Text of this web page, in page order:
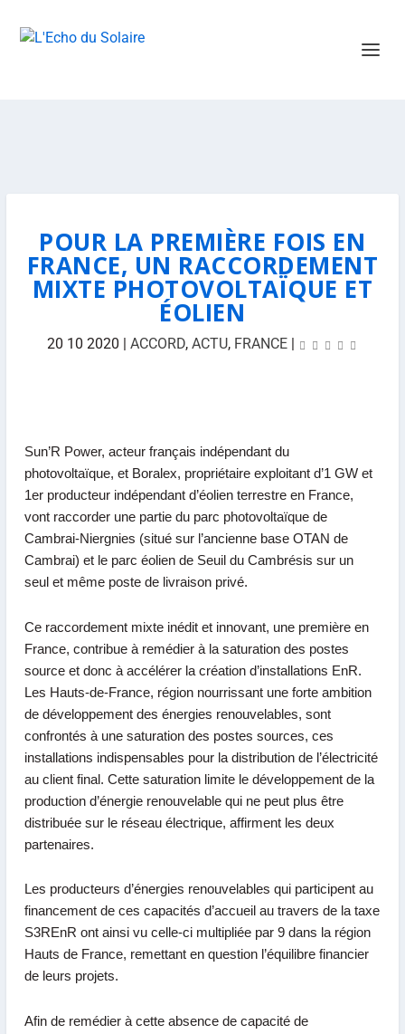
POUR LA PREMIÈRE FOIS EN
FRANCE, UN RACCORDEMENT
MIXTE PHOTOVOLTAÏQUE ET
ÉOLIEN
20 10 2020 | ACCORD, ACTU, FRANCE|
Sun’R Power, acteur français indépendant du
photovoltaïque, et Boralex, propriétaire exploitant d’1 GW et
1er producteur indépendant d’éolien terrestre en France,
vont raccorder une partie du parc photovoltaïque de
Cambrai-Niergnies (situé sur l’ancienne base OTAN de
Cambrai) et le parc éolien de Seuil du Cambrésis sur un
seul et même poste de livraison privé.
Ce raccordement mixte inédit et innovant, une première en
France, contribue à remédier à la saturation des postes
source et donc à accélérer la création d’installations EnR.
Les Hauts-de-France, région nourrissant une forte ambition
de développement des énergies renouvelables, sont
confrontés à une saturation des postes sources, ces
installations indispensables pour la distribution de l’électricité
au client final. Cette saturation limite le développement de la
production d’énergie renouvelable qui ne peut plus être
distribuée sur le réseau électrique, affirment les deux
partenaires.
Les producteurs d’énergies renouvelables qui participent au
financement de ces capacités d’accueil au travers de la taxe
S3REnR ont ainsi vu celle-ci multipliée par 9 dans la région
Hauts de France, remettant en question l’équilibre financier
de leurs projets.
Afin de remédier à cette absence de capacité de